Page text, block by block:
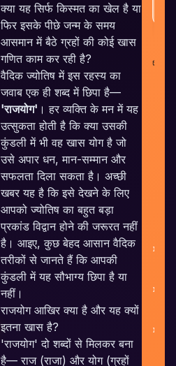
क्या यह सिर्फ किस्मत का खेल है या
फिर इसके पीछे जन्म के समय
आसमान में बैठे ग्रहों की कोई खास
गणित काम कर रही है?
वैदिक ज्योतिष में इस रहस्य का
जवाब एक ही शब्द में छिपा है—
'राजयोग' । हर व्यक्ति के मन में यह
उत्सुकता होती है कि क्या उसकी
कुंडली में भी वह खास योग है जो
उसे अपार धन, मान-सम्मान और
सफलता दिला सकता है। अच्छी
खबर यह है कि इसे देखने के लिए
आपको ज्योतिष का बहुत बड़ा
प्रकांड विद्वान होने की जरूरत नहीं
है। आइए, कुछ बेहद आसान वैदिक
तरीकों से जानते हैं कि आपकी
कुंडली में यह सौभाग्य छिपा है या
नहीं।
राजयोग आखिर क्या है और यह क्यों
इतना खास है?
'राजयोग' दो शब्दों से मिलकर बना
है— राज (राजा) और योग (ग्रहों